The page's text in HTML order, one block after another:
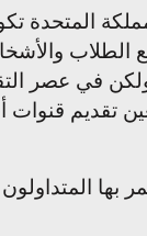
المتحدة
الطلاب
في عصر
تقديم قنوات
بها